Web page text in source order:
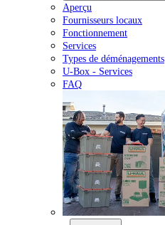
Aperçu
Fournisseurs locaux
Fonctionnement
Services
Types de déménagements
U-Box - Services
FAQ